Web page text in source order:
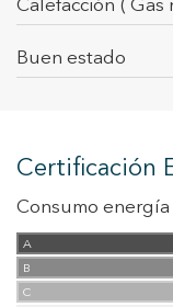
calefacción ( Gas
Buen estado
Certificación
Consumo energía
A
B
C